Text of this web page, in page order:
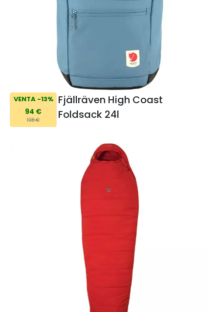
VENTA -13%
94 €
108 €
Fjällräven High Coast
Foldsack 24l